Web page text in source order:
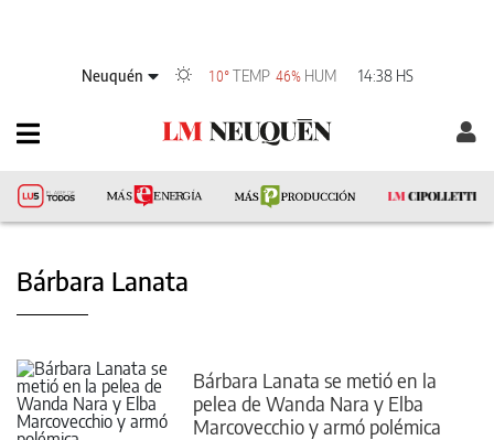
Neuquén 10° TEMP 46% HUM 14:38 HS
Bárbara Lanata
Bárbara Lanata se metió en la
pelea de Wanda Nara y Elba
Marcovecchio y armó polémica